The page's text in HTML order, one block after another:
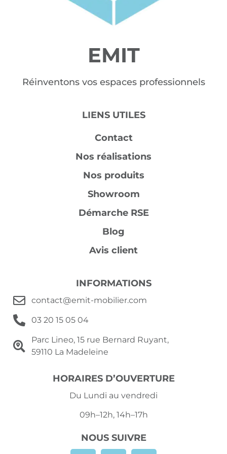
EMIT
Réinventons vos espaces professionnels
LIENS UTILES
Contact
Nos réalisations
Nos produits
Showroom
Démarche RSE
Blog
Avis client
INFORMATIONS
contact@emit-mobilier.com
03 20 15 05 04
Parc Lineo, 15 rue Bernard Ruyant,
59110 La Madeleine
HORAIRES D’OUVERTURE
Du Lundi au vendredi
09h–12h, 14h–17h
NOUS SUIVRE